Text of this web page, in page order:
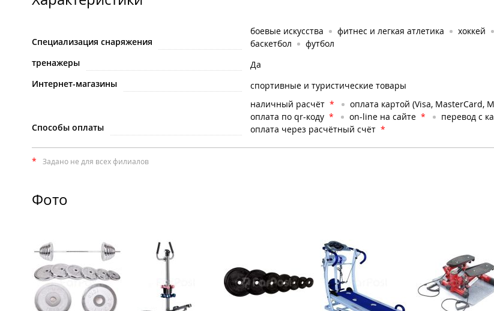
Специализация снаряжения
боевые искусства фитнес и легкая атлетика хоккей
баскетбол
футбол
тренажеры
Да
Интернет-магазины
спортивные и туристические товары
Способы оплаты
наличный расчёт * оплата картой (Visa, MasterCard,
оплата по qr-коду * on-line на сайте *
перевод с
оплата через расчётный счёт *
* Задано не для всех филиалов
Фото